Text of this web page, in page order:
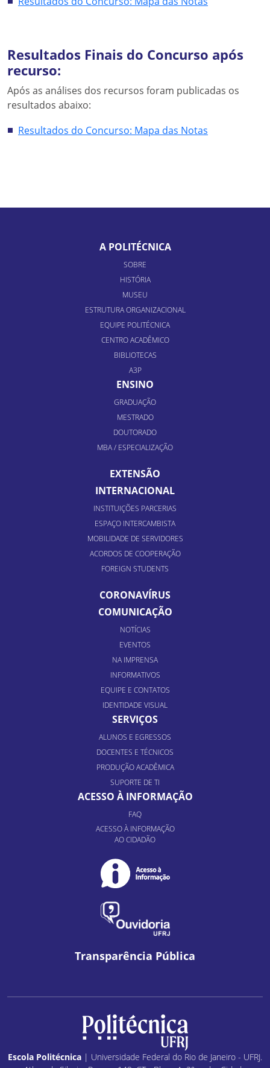
Resultados Finais do Concurso após
recurso:
Após as análises dos recursos foram publicadas os
resultados abaixo:
Resultados do Concurso: Mapa das Notas
A POLITÉCNICA
SOBRE
HISTÓRIA
MUSEU
ESTRUTURA ORGANIZACIONAL
EQUIPE POLITÉCNICA
CENTRO ACADÊMICO
BIBLIOTECAS
A3P
ENSINO
GRADUAÇÃO
MESTRADO
DOUTORADO
MBA / ESPECIALIZAÇÃO
EXTENSÃO
INTERNACIONAL
INSTITUIÇÕES PARCERIAS
ESPAÇO INTERCAMBISTA
MOBILIDADE DE SERVIDORES
ACORDOS DE COOPERAÇÃO
FOREIGN STUDENTS
CORONAVÍRUS
COMUNICAÇÃO
NOTÍCIAS
EVENTOS
NA IMPRENSA
INFORMATIVOS
EQUIPE E CONTATOS
IDENTIDADE VISUAL
SERVIÇOS
ALUNOS E EGRESSOS
DOCENTES E TÉCNICOS
PRODUÇÃO ACADÊMICA
SUPORTE DE TI
ACESSO À INFORMAÇÃO
FAQ
ACESSO À INFORMAÇÃO
AO CIDADÃO
Transparência Pública
Escola Politécnica | Universidade Federal do Rio de Janeiro - UFRJ.